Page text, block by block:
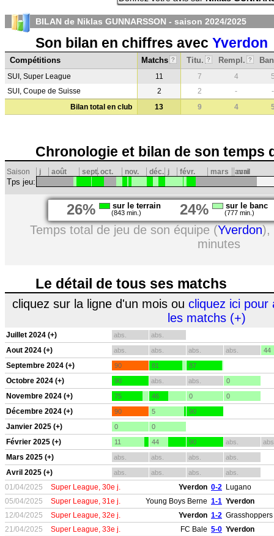
BILAN de Niklas GUNNARSSON - saison 2024/2025
Son bilan en chiffres avec Yverdon
Compétitions Matchs ? Titu. ? Rempl. ?
SUI, Super League 11 7 4
SUI, Coupe de Suisse
2 2 -
-
Bilan total en club
13 9 4
Chronologie et bilan de son temps
Saison j août sept.oct. nov. déc. j févr. mars avril
mai
Tps jeu:
26% sur le terrain
(843 min.) 24% sur le banc
(777 min.)
Temps total de jeu de son équipe (Yverdon),
minutes
Le détail de tous ses matchs
cliquez sur la ligne d'un mois ou cliquez ici pour
les matchs (+)
Juillet 2024 (+) abs. abs.
Aout 2024 (+) abs. abs. abs. abs. 44
Septembre 2024 (+) 90 81 87
Octobre 2024 (+) 90 abs. abs. 0
Novembre 2024 (+) 75 46 0 0
Décembre 2024 (+) 90 5 90
Janvier 2025 (+) 0 0
Février 2025 (+) 11 44 90 abs.
Mars 2025 (+) abs. abs. abs. abs.
Avril 2025 (+) abs. abs. abs. abs.
01/04/2025 Super League, 30e j. Yverdon 0-2 Lugano
05/04/2025
Super League, 31e j. Young Boys Berne 1-1 Yverdon
12/04/2025
Super League, 32e j. Yverdon 1-2
21/04/2025
Super League, 33e j. FC Bale 5-0 Yverdon